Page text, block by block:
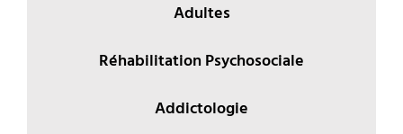
Adultes
Réhabilitation Psychosociale
Addictologie